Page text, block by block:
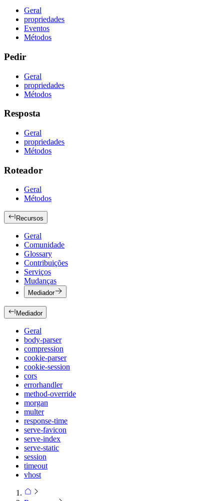
Geral
propriedades
Eventos
Métodos
Pedir
Geral
propriedades
Métodos
Resposta
Geral
propriedades
Métodos
Roteador
Geral
Métodos
Recursos
Geral
Comunidade
Glossary
Contribuições
Serviços
Mudanças
Mediador
Mediador
Geral
body-parser
compression
cookie-parser
cookie-session
cors
errorhandler
method-override
morgan
multer
response-time
serve-favicon
serve-index
serve-static
session
timeout
vhost